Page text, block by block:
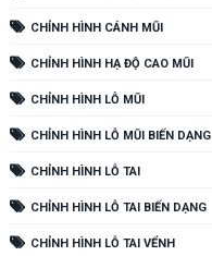
CHỈNH HÌNH CÁNH MŨI
CHỈNH HÌNH HẠ ĐỘ CAO MŨI
CHỈNH HÌNH LỖ MŨI
CHỈNH HÌNH LỖ MŨI BIẾN DẠNG
CHỈNH HÌNH LỖ TAI
CHỈNH HÌNH LỖ TAI BIẾN DẠNG
CHỈNH HÌNH LỖ TAI VỂNH